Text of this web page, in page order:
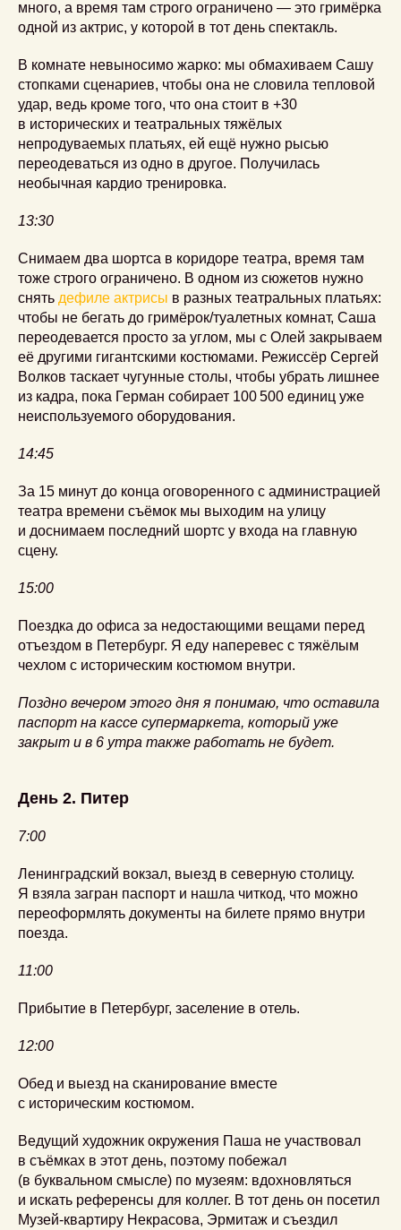
много, а время там строго ограничено — это гримёрка
одной из актрис, у которой в тот день спектакль.
В комнате невыносимо жарко: мы обмахиваем Сашу
стопками сценариев, чтобы она не словила тепловой
удар, ведь кроме того, что она стоит в +30
в исторических и театральных тяжёлых
непродуваемых платьях, ей ещё нужно рысью
переодеваться из одно в другое. Получилась
необычная кардио тренировка.
13:30
Снимаем два шортса в коридоре театра, время там
тоже строго ограничено. В одном из сюжетов нужно
снять дефиле актрисы в разных театральных платьях:
чтобы не бегать до гримёрок/туалетных комнат, Саша
переодевается просто за углом, мы с Олей закрываем
её другими гигантскими костюмами. Режиссёр Сергей
Волков таскает чугунные столы, чтобы убрать лишнее
из кадра, пока Герман собирает 100 500 единиц уже
неиспользуемого оборудования.
14:45
За 15 минут до конца оговоренного с администрацией
театра времени съёмок мы выходим на улицу
и доснимаем последний шортс у входа на главную
сцену.
15:00
Поездка до офиса за недостающими вещами перед
отъездом в Петербург. Я еду наперевес с тяжёлым
чехлом с историческим костюмом внутри.
Поздно вечером этого дня я понимаю, что оставила
паспорт на кассе супермаркета, который уже
закрыт и в 6 утра также работать не будет.
День 2. Питер
7:00
Ленинградский вокзал, выезд в северную столицу.
Я взяла загран паспорт и нашла читкод, что можно
переоформлять документы на билете прямо внутри
поезда.
11:00
Прибытие в Петербург, заселение в отель.
12:00
Обед и выезд на сканирование вместе
с историческим костюмом.
Ведущий художник окружения Паша не участвовал
в съёмках в этот день, поэтому побежал
(в буквальном смысле) по музеям: вдохновляться
и искать референсы для коллег. В тот день он посетил
Музей-квартиру Некрасова, Эрмитаж и съездил